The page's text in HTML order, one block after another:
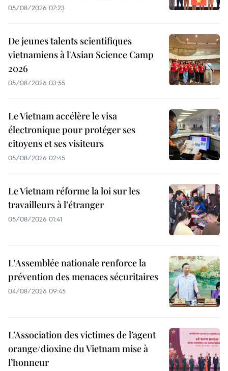
05/08/2026 07:23
De jeunes talents scientifiques
vietnamiens à l'Asian Science Camp
2026
05/08/2026 03:55
Le Vietnam accélère le visa
électronique pour protéger ses
citoyens et ses visiteurs
05/08/2026 02:45
Le Vietnam réforme la loi sur les
travailleurs à l’étranger
05/08/2026 01:41
L'Assemblée nationale renforce la
prévention des menaces sécuritaires
04/08/2026 09:45
L’Association des victimes de l’agent
orange/dioxine du Vietnam mise à
l’honneur